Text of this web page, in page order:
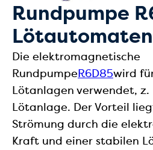
Rundpumpe
Lötautomaten
Die elektromagnetische
RundpumpeR6D85wird
Lötanlagen verwendet, z.
Lötanlage. Der Vorteil
Strömung durch die
Kraft und einer stabilen